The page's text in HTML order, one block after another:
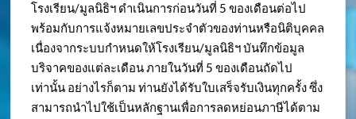
โรงเรียน/มูลนิธิฯ ดำเนินการก่อนวันที่ 5 ของเดือนต่อไป
พร้อมกับการแจ้งหมายเลขประจำตัวของท่านหรือนิติบุคคล
เนื่องจากระบบกำหนดให้โรงเรียน/มูลนิธิฯ บันทึกข้อมูล
บริจาคของแต่ละเดือน ภายในวันที่ 5 ของเดือนถัดไป
เท่านั้น อย่างไรก็ตาม ท่านยังได้รับใบเสร็จรับเงินทุกครั้ง ซึ่ง
สามารถนำไปใช้เป็นหลักฐานเพื่อการลดหย่อนภาษีได้ตาม